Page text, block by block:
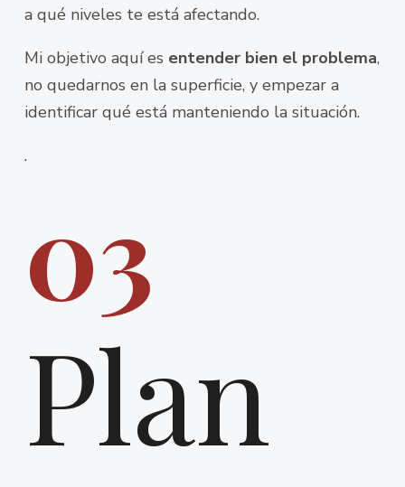
a qué niveles te está afectando.
Mi objetivo aquí es entender bien el problema,
no quedarnos en la superficie, y empezar a
identificar qué está manteniendo la situación.
.
03
Plan